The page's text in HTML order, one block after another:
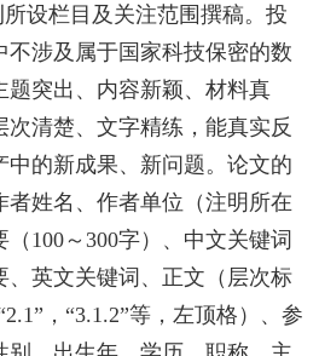
设栏目及关注范围撰稿。投
不涉及属于国家科技保密的数
题突出、内容新颖、材料真
清楚、文字精练，能真实反
中的新成果、新问题。论文的
者姓名、作者单位（注明所在
100～300字）、中文关键词
、英文关键词、正文（层次标
，“3.1.2”等，左顶格）、参